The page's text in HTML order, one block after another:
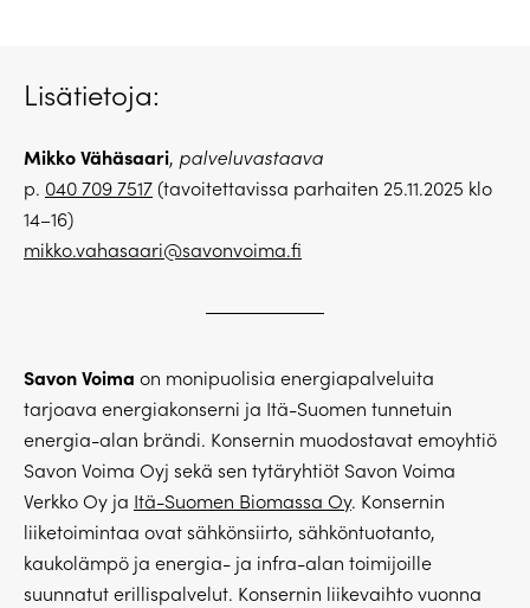
Lisätietoja:
Mikko Vähäsaari, palveluvastaava
p. 040 709 7517(tavoitettavissa parhaiten 25.11.2025 klo
14–16)
mikko.vahasaari@savonvoima.fi
Savon Voima on monipuolisia energiapalveluita
tarjoava energiakonserni ja Itä-Suomen tunnetuin
energia-alan brändi. Konsernin muodostavat emoyhtiö
Savon Voima Oyj sekä sen tytäryhtiöt Savon Voima
Verkko Oy ja Itä-Suomen Biomassa Oy. Konsernin
liiketoimintaa ovat sähkönsiirto, sähköntuotanto,
kaukolämpö ja energia- ja infra-alan toimijoille
suunnatut erillispalvelut. Konsernin liikevaihto vuonna